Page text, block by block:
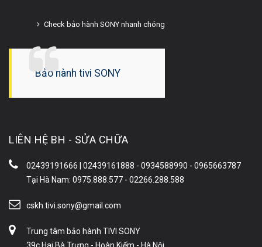
Check bảo hành SONY nhanh chóng
Bảo hành tivi SONY
LIÊN HỆ BH - SỬA CHỮA
02439191666 | 02439161888 - 0934588990 - 0965663787
Tại Hà Nam: 0975.888.577 - 02266.288.588
cskh.tivi.sony@gmail.com
Trung tâm bảo hành TIVI SONY
39c Hai Bà Trưng - Hoàn Kiếm - Hà Nội